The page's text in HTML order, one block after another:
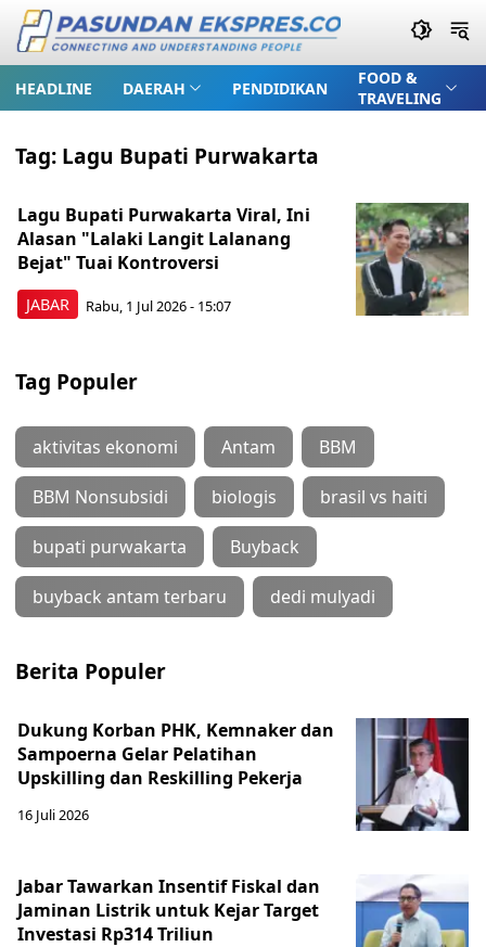
HEADLINE DAERAH PENDIDIKAN
FOOD &
TRAVELING
Tag: Lagu Bupati Purwakarta
JABAR
Lagu Bupati Purwakarta Viral, Ini
Alasan "Lalaki Langit Lalanang
Bejat" Tuai Kontroversi
Rabu, 1 Jul 2026 - 15:07
Tag Populer
aktivitas ekonomi Antam BBM
BBM Nonsubsidi biologis brasil vs haiti
bupati purwakarta Buyback
buyback antam terbaru dedi mulyadi
Berita Populer
Dukung Korban PHK, Kemnaker dan
Sampoerna Gelar Pelatihan
Upskilling dan Reskilling Pekerja
16 Juli 2026
Jabar Tawarkan Insentif Fiskal dan
Jaminan Listrik untuk Kejar Target
Investasi Rp314 Triliun